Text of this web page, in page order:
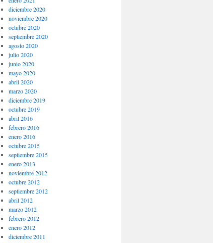
diciembre 2020
noviembre 2020
octubre 2020
septiembre 2020
agosto 2020
julio 2020
junio 2020
mayo 2020
abril 2020
marzo 2020
diciembre 2019
octubre 2019
abril 2016
febrero 2016
enero 2016
octubre 2015
septiembre 2015
enero 2013
noviembre 2012
octubre 2012
septiembre 2012
abril 2012
marzo 2012
febrero 2012
enero 2012
diciembre 2011